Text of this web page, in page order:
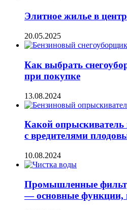
Элитное жилье в
20.05.2025
Как выбрать
при покупке
13.08.2024
Какой
с вредителями
10.08.2024
Промышленные
— основные функции,